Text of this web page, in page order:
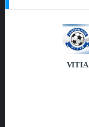
VITIA